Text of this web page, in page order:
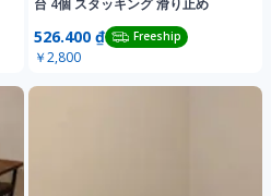
台 4個 スタッキング 滑り止め
526.400 ₫ Freeship
￥2,800